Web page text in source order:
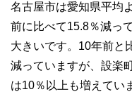
名古屋市は愛知県平均
前に比べて15.8％減っ
大きいです。10年前と
減っていますが、設楽
は10％以上も増えてい